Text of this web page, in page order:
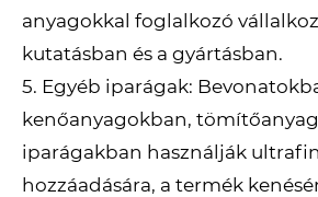
anyagokkal foglalkozó
kutatásban és a gyártásban.
5. Egyéb iparágak:
kenőanyagokban,
iparágakban használják
hozzáadására, a termék